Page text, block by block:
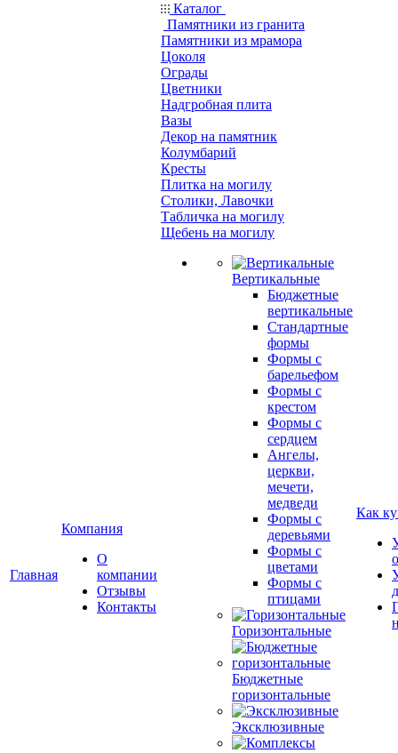
Главная
Компания
О
компании
Отзывы
Контакты
Каталог
Памятники из гранита
Памятники из мрамора
Цоколя
Ограды
Цветники
Надгробная плита
Вазы
Декор на памятник
Колумбарий
Кресты
Плитка на могилу
Столики, Лавочки
Табличка на могилу
Щебень на могилу
Вертикальные
Бюджетные
вертикальные
Стандартные
формы
Формы с
барельефом
Формы с
крестом
Формы с
сердцем
Ангелы,
церкви,
мечети,
медведи
Формы с
деревьями
Формы с
цветами
Формы с
птицами
Горизонтальные
Бюджетные
горизонтальные
Эксклюзивные
Как